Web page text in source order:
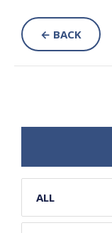
← BACK
ALL